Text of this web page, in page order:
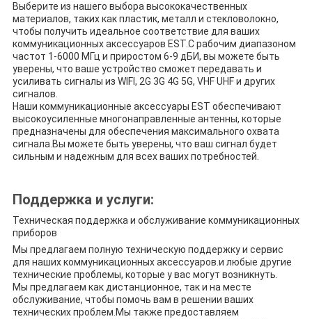
Выберите из нашего выбора высококачественных
материалов, таких как пластик, металл и стекловолокно,
чтобы получить идеальное соответствие для ваших
коммуникационных аксессуаров EST.С рабочим диапазоном
частот 1-6000 МГц и приростом 6-9 дБИ, вы можете быть
уверены, что ваше устройство сможет передавать и
усиливать сигналы из WIFI, 2G 3G 4G 5G, VHF UHF и других
сигналов.
Наши коммуникационные аксессуары EST обеспечивают
высокоусиленные многонаправленные антенны, которые
предназначены для обеспечения максимального охвата
сигнала.Вы можете быть уверены, что ваш сигнал будет
сильным и надежным для всех ваших потребностей.
Поддержка и услуги:
Техническая поддержка и обслуживание коммуникационных
приборов
Мы предлагаем полную техническую поддержку и сервис
для наших коммуникационных аксессуаров.и любые другие
технические проблемы, которые у вас могут возникнуть.
Мы предлагаем как дистанционное, так и на месте
обслуживание, чтобы помочь вам в решении ваших
технических проблем.Мы также предоставляем